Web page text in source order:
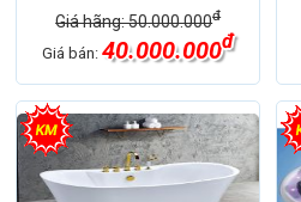
Giá hãng: 50.000.000đ
Giá bán:40.000.000đ